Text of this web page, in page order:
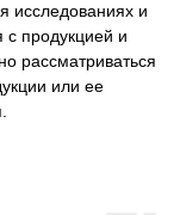
исследованиях и
продукцией и
рассматриваться
или ее